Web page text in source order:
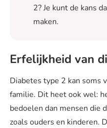
2? Je kunt de kans
maken.
Erfelijkheid van
Diabetes type 2 kan soms
familie. Dit heet ook wel:
bedoelen dan mensen die
zoals ouders en kinderen.